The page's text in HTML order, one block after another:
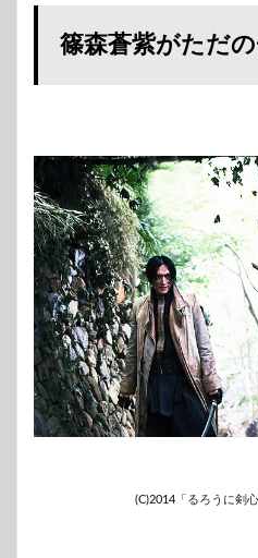
篠森蒼紫がただ
(C)2014「るろうに剣